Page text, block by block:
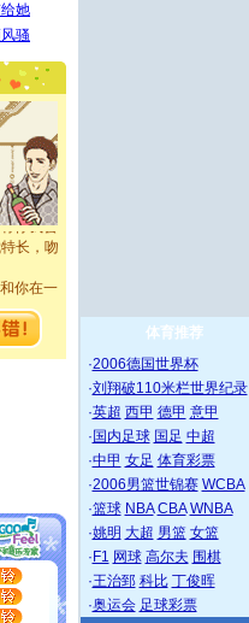
！千万
子才
乐!天天
愿幸福,
!
你我会
长，吻
你在一
不再分
助地哭
这猪不
打算给
！千万
子才
乐!天天
体育推荐
·2006德国世界杯
·刘翔破110米栏世界纪录
·英超 西甲 德甲 意甲
· 国内足球 国足 中超
·中甲 女足 体育彩票
·2006男篮世锦赛 WCBA
·篮球 NBA CBA WNBA
·姚明 大超 男篮 女篮
· F1 网球 高尔夫 围棋
·王治郅 科比 丁俊晖
·奥运会 足球彩票